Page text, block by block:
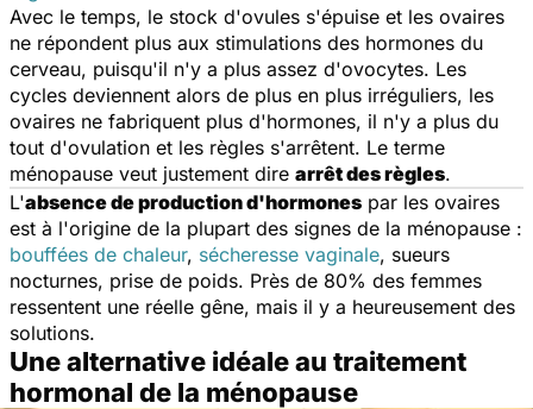
Avec le temps, le stock d'ovules s'épuise et les ovaires
ne répondent plus aux stimulations des hormones du
cerveau, puisqu'il n'y a plus assez d'ovocytes. Les
cycles deviennent alors de plus en plus irréguliers, les
ovaires ne fabriquent plus d'hormones, il n'y a plus du
tout d'ovulation et les règles s'arrêtent. Le terme
ménopause veut justement dire arrêt des règles.
L'absence de production d'hormones par les ovaires
est à l'origine de la plupart des signes de la ménopause :
bouffées de chaleur, sécheresse vaginale, sueurs
nocturnes, prise de poids. Près de 80% des femmes
ressentent une réelle gêne, mais il y a heureusement des
solutions.
Une alternative idéale au traitement
hormonal de la ménopause